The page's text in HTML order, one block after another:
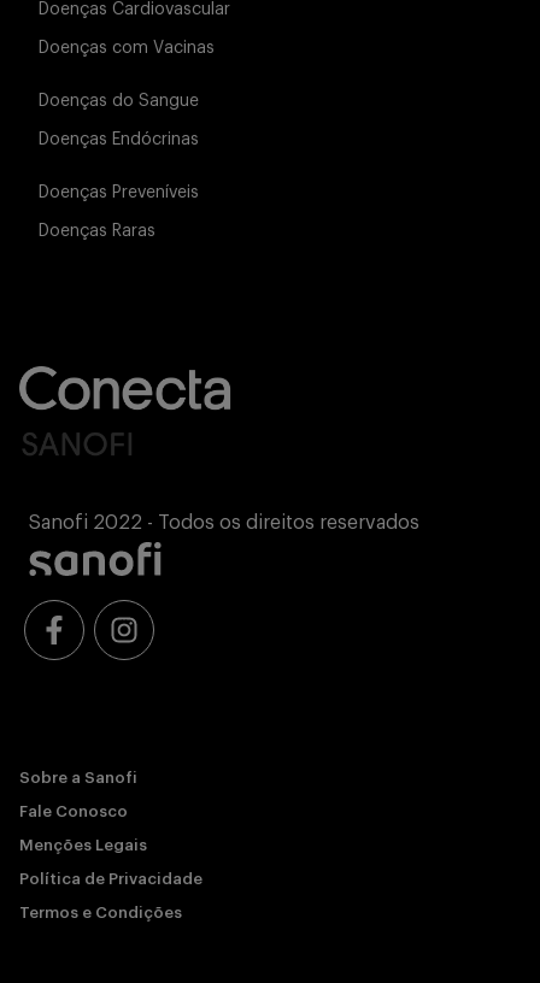
Doenças Cardiovascular
Doenças com Vacinas
Doenças do Sangue
Doenças Endócrinas
Doenças Preveníveis
Doenças Raras
Sanofi 2022 - Todos os direitos reservados
Sobre a Sanofi
Fale Conosco
Menções Legais
Política de Privacidade
Termos e Condições